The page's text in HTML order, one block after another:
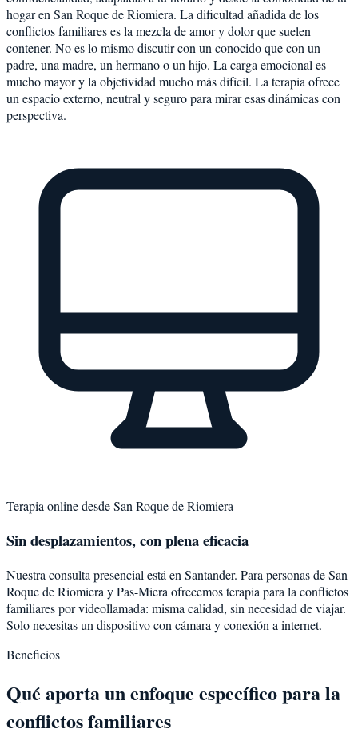
hogar en San Roque de Riomiera. La dificultad añadida de los
conflictos familiares es la mezcla de amor y dolor que suelen
contener. No es lo mismo discutir con un conocido que con un
padre, una madre, un hermano o un hijo. La carga emocional es
mucho mayor y la objetividad mucho más difícil. La terapia ofrece
un espacio externo, neutral y seguro para mirar esas dinámicas con
perspectiva.
Terapia online desdeSan Roque de Riomiera
Sin desplazamientos, con plena eficacia
Nuestra consulta presencial está en Santander. Para personas deSan
Roque de Riomiera yPas-Miera ofrecemos terapia para la conflictos
familiarespor videollamada: misma calidad, sin necesidad de viajar.
Solo necesitas un dispositivo con cámara y conexión a internet.
Beneficios
Qué aporta un enfoque específico para la
conflictos familiares